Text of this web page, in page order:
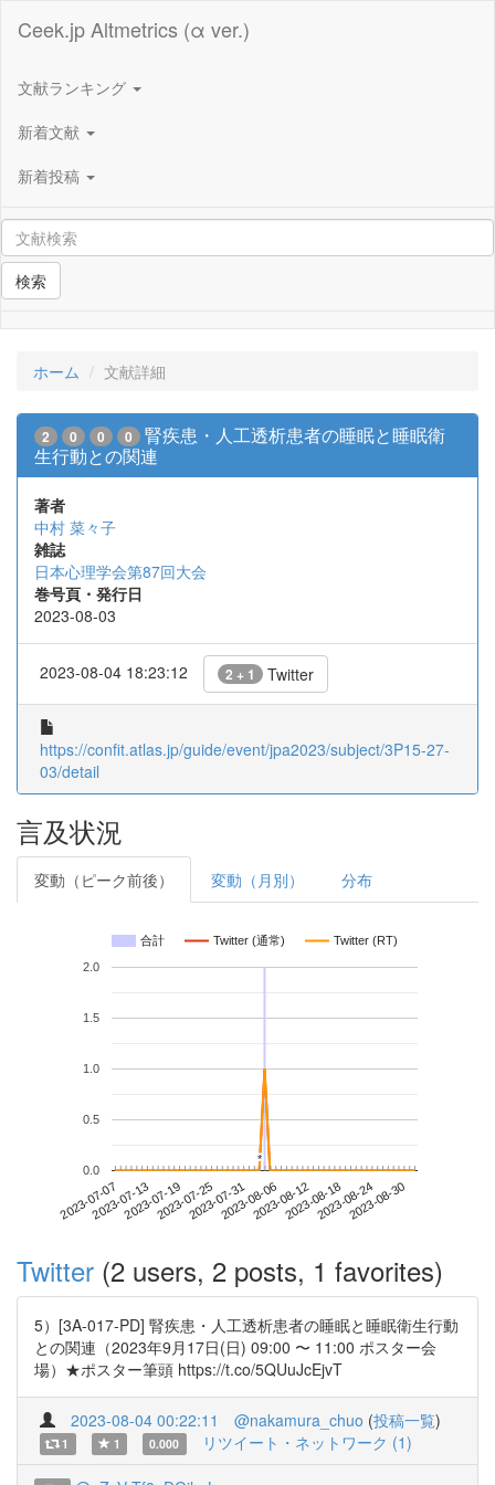
Ceek.jp Altmetrics (α ver.)
文献ランキング
新着文献
新着投稿
検索
ホーム 文献詳細
2 0 0 0
腎疾患・人工透析患者の睡眠と睡眠衛
生行動との関連
著者
中村 菜々子
雑誌
日本心理学会第87回大会
巻号頁・発行日
2023-08-03
2023-08-04 18:23:12 2 + 1 Twitter
https://confit.atlas.jp/guide/event/jpa2023/subject/3P15-27-
03/detail
言及状況
変動（ピーク前後） 変動（月別） 分布
合計 Twitter (通常) Twitter (RT)
2023-07-072023-07-132023-07-192023-07-252023-07-312023-08-062023-08-122023-08-182023-08-242023-08-30
0.0
0.5
1.0
1.5
2.0
**
Twitter (2 users, 2 posts, 1 favorites)
5）[3A-017-PD] 腎疾患・人工透析患者の睡眠と睡眠衛生行動
との関連（2023年9月17日(日) 09:00 〜 11:00 ポスター会
場）★ポスター筆頭 https://t.co/5QUuJcEjvT
2023-08-04 00:22:11 @nakamura_chuo (投稿一覧)
1 1 0.000 リツイート・ネットワーク (1)